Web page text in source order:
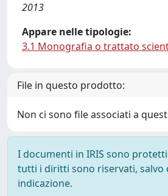
2013
Appare nelle tipologie:
3.1 Monografia o trattato
File in questo prodotto:
Non ci sono file associati a
I documenti in IRIS sono
tutti i diritti sono riservati, salvo
indicazione.